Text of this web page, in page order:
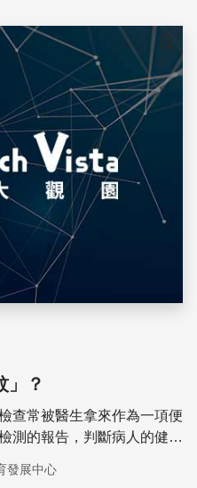
儲存
」？
查常被醫生拿來作為一項便
測的報告，判斷病人的健康
發展中心